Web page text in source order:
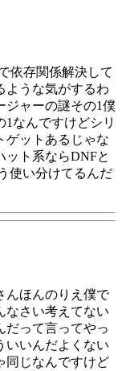
依存関係解決して
ような気がするわ
ジャーの謎その1僕
なんですけどシリ
ゲットあるじゃな
ット系ならDNFと
使い分けてるんだ
んほんのりえ僕で
なさい考えてない
だって言ってやっ
いいんだよくない
同じなんですけど